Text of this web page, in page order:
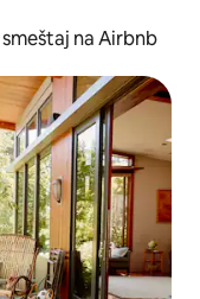
na Airbnb